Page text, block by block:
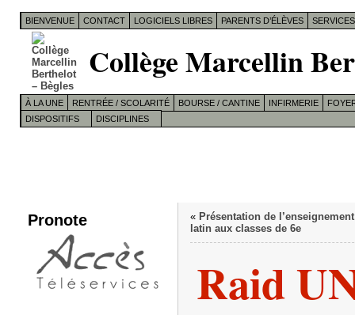
BIENVENUE CONTACT LOGICIELS LIBRES PARENTS D’ÉLÈVES
Collège Marcellin
À LA UNE RENTRÉE / SCOLARITÉ BOURSE / CANTINE INFIRMERIE
DISPOSITIFS
DISCIPLINES
Pronote « Présentation de
latin aux classes de 6e
Raid